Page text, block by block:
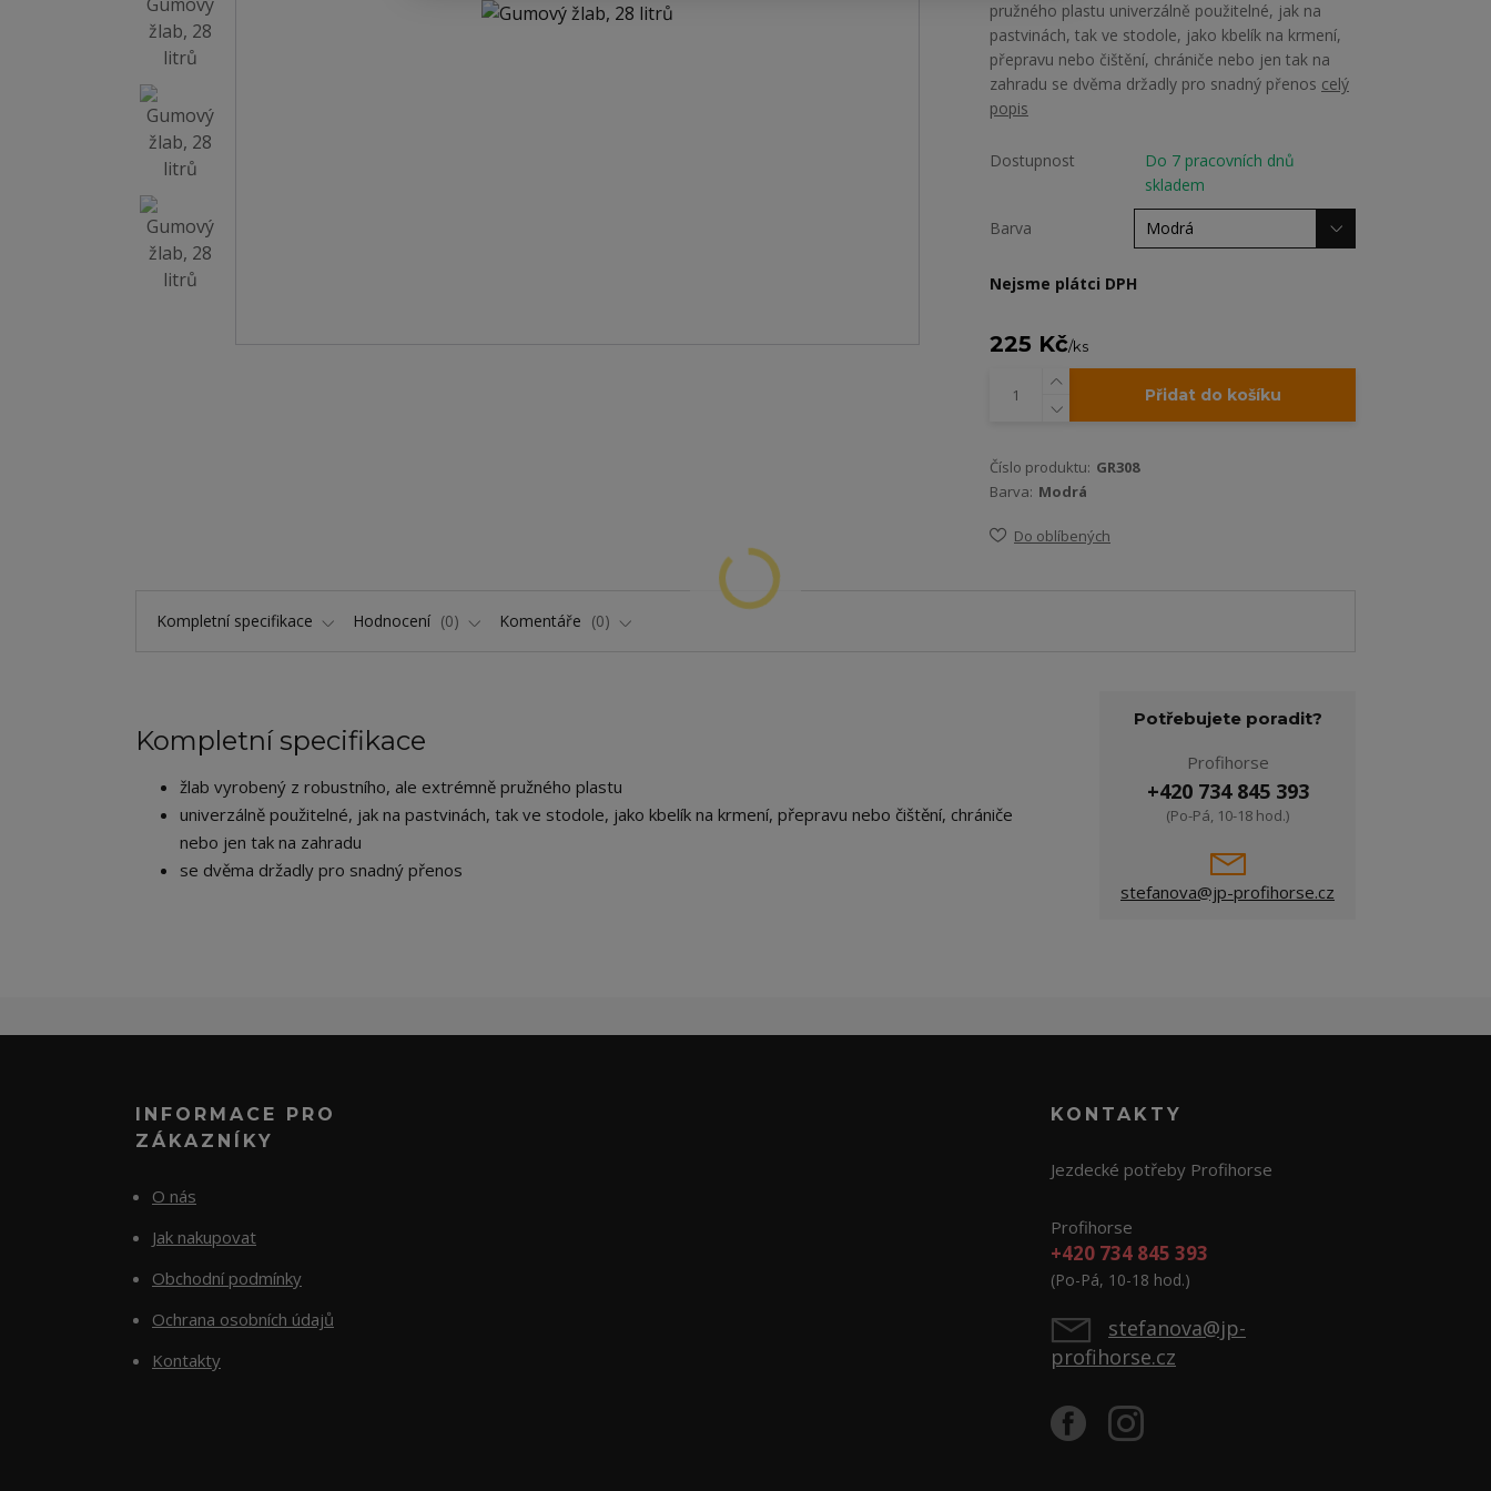
pružného plastu univerzálně použitelné, jak na
pastvinách, tak ve stodole, jako kbelík na krmení,
přepravu nebo čištění, chrániče nebo jen tak na
zahradu se dvěma držadly pro snadný přenos celý
popis
Dostupnost
Do 7 pracovních dnů
skladem
Barva
Nejsme plátci DPH
225 Kč/ks
Přidat do košíku
Číslo produktu: GR308
Barva: Modrá
Do oblíbených
Kompletní specifikace Hodnocení 0 Komentáře 0
Kompletní specifikace
žlab vyrobený z robustního, ale extrémně pružného plastu
univerzálně použitelné, jak na pastvinách, tak ve stodole, jako kbelík na krmení, přepravu nebo čištění, chrániče
nebo jen tak na zahradu
se dvěma držadly pro snadný přenos
Potřebujete poradit?
Profihorse
+420 734 845 393
(Po-Pá, 10-18 hod.)
stefanova@jp-profihorse.cz
INFORMACE PRO
ZÁKAZNÍKY
O nás
Jak nakupovat
Obchodní podmínky
Ochrana osobních údajů
Kontakty
KONTAKTY
Jezdecké potřeby Profihorse
Profihorse
+420 734 845 393
(Po-Pá, 10-18 hod.)
stefanova@jp-
profihorse.cz